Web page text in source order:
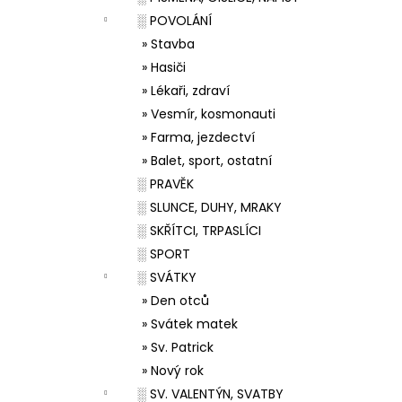
░ POVOLÁNÍ
» Stavba
» Hasiči
» Lékaři, zdraví
» Vesmír, kosmonauti
» Farma, jezdectví
» Balet, sport, ostatní
░ PRAVĚK
░ SLUNCE, DUHY, MRAKY
░ SKŘÍTCI, TRPASLÍCI
░ SPORT
░ SVÁTKY
» Den otců
» Svátek matek
» Sv. Patrick
» Nový rok
░ SV. VALENTÝN, SVATBY